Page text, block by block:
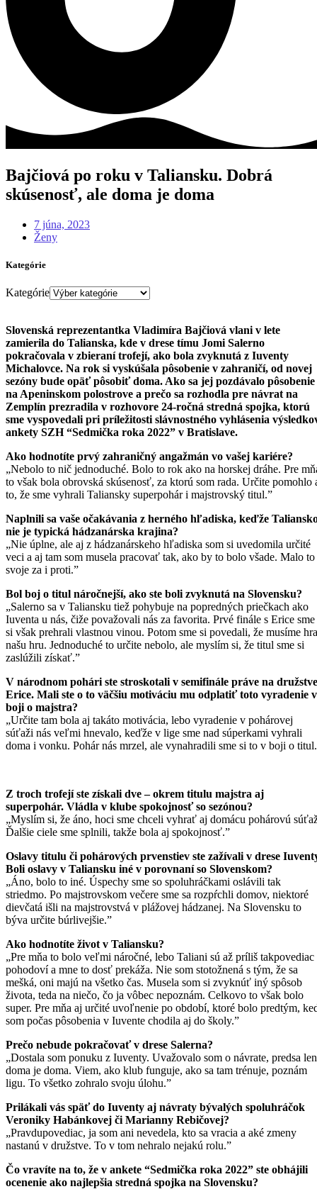
Bajčiová po roku v Taliansku. Dobrá
skúsenosť, ale doma je doma
7 júna, 2023
Ženy
Kategórie
Kategórie
Slovenská reprezentantka Vladimíra Bajčiová vlani v lete
zamierila do Talianska, kde v drese tímu Jomi Salerno
pokračovala v zbieraní trofejí, ako bola zvyknutá z Iuventy
Michalovce. Na rok si vyskúšala pôsobenie v zahraničí, od novej
sezóny bude opäť pôsobiť doma. Ako sa jej pozdávalo pôsobenie
na Apeninskom polostrove a prečo sa rozhodla pre návrat na
Zemplín prezradila v rozhovore 24-ročná stredná spojka, ktorú
sme vyspovedali pri príležitosti slávnostného vyhlásenia
ankety SZH “Sedmička roka 2022” v Bratislave.
Ako hodnotíte prvý zahraničný angažmán vo vašej kariére?
„Nebolo to nič jednoduché. Bolo to rok ako na horskej dráhe. Pre
to však bola obrovská skúsenosť, za ktorú som rada. Určite pomohlo
to, že sme vyhrali Taliansky superpohár i majstrovský titul.”
Naplnili sa vaše očakávania z herného hľadiska, keďže
nie je typická hádzanárska krajina?
„Nie úplne, ale aj z hádzanárskeho hľadiska som si uvedomila určité
veci a aj tam som musela pracovať tak, ako by to bolo všade. Malo to
svoje za i proti.”
Bol boj o titul náročnejší, ako ste boli zvyknutá na Slovensku?
„Salerno sa v Taliansku tiež pohybuje na popredných priečkach ako
Iuventa u nás, čiže považovali nás za favorita. Prvé finále s Erice sme
si však prehrali vlastnou vinou. Potom sme si povedali, že musíme
našu hru. Jednoduché to určite nebolo, ale myslím si, že titul sme si
zaslúžili získať.”
V národnom pohári ste stroskotali v semifinále práve na družstve
Erice. Mali ste o to väčšiu motiváciu mu odplatiť toto vyradenie v
boji o majstra?
„Určite tam bola aj takáto motivácia, lebo vyradenie v pohárovej
súťaži nás veľmi hnevalo, keďže v lige sme nad súperkami vyhrali
doma i vonku. Pohár nás mrzel, ale vynahradili sme si to v boji o
Z troch trofejí ste získali dve – okrem titulu majstra aj
superpohár. Vládla v klube spokojnosť so sezónou?
„Myslím si, že áno, hoci sme chceli vyhrať aj domácu pohárovú
Ďalšie ciele sme splnili, takže bola aj spokojnosť.”
Oslavy titulu či pohárových prvenstiev ste zažívali v drese
Boli oslavy v Taliansku iné v porovnaní so Slovenskom?
„Áno, bolo to iné. Úspechy sme so spoluhráčkami oslávili tak
striedmo. Po majstrovskom večere sme sa rozpŕchli domov, niektoré
dievčatá išli na majstrovstvá v plážovej hádzanej. Na Slovensku to
býva určite búrlivejšie.”
Ako hodnotíte život v Taliansku?
„Pre mňa to bolo veľmi náročné, lebo Taliani sú až príliš takpovediac
pohodoví a mne to dosť prekáža. Nie som stotožnená s tým, že sa
mešká, oni majú na všetko čas. Musela som si zvyknúť iný spôsob
života, teda na niečo, čo ja vôbec nepoznám. Celkovo to však bolo
super. Pre mňa aj určité uvoľnenie po období, ktoré bolo predtým,
som počas pôsobenia v Iuvente chodila aj do školy.”
Prečo nebude pokračovať v drese Salerna?
„Dostala som ponuku z Iuventy. Uvažovalo som o návrate, predsa len
doma je doma. Viem, ako klub funguje, ako sa tam trénuje, poznám
ligu. To všetko zohralo svoju úlohu.”
Prilákali vás späť do Iuventy aj návraty bývalých spoluhráčok
Veroniky Habánkovej či Marianny Rebičovej?
„Pravdupovediac, ja som ani nevedela, kto sa vracia a aké zmeny
nastanú v družstve. To v tom nehralo nejakú rolu.”
Čo vravíte na to, že v ankete “Sedmička roka 2022” ste obhájili
ocenenie ako najlepšia stredná spojka na Slovensku?